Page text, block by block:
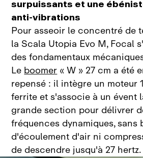
surpuissants et une
anti‑vibrations
Pour asseoir le concentré de
la Scala Utopia Evo M, Focal
des fondamentaux
Leboomer« W » 27 cm a été
repensé : il intègre un moteur
ferrite et s'associe à un évent
grande section pour délivrer
fréquences dynamiques, sans
d'écoulement d'air ni
de descendre jusqu'à 27 hertz.